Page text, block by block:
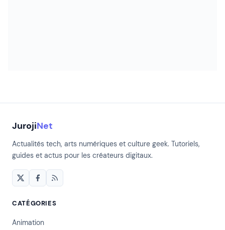
JurojiNet
Actualités tech, arts numériques et culture geek. Tutoriels,
guides et actus pour les créateurs digitaux.
CATÉGORIES
Animation